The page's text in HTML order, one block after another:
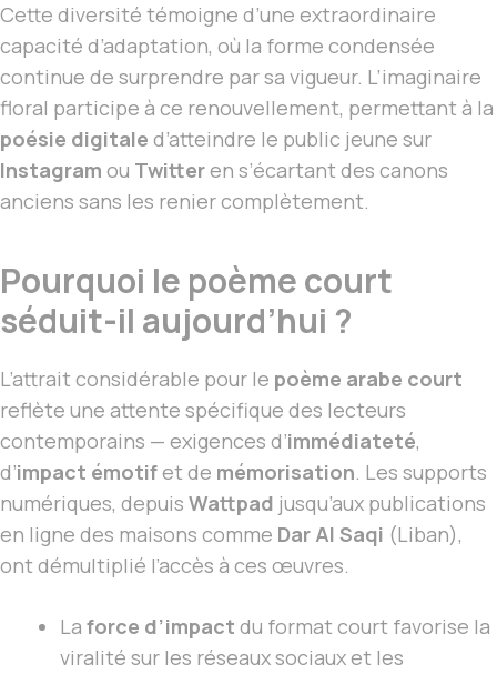
Cette diversité témoigne d’une extraordinaire
capacité d’adaptation, où la forme condensée
continue de surprendre par sa vigueur. L’imaginaire
floral participe à ce renouvellement, permettant à la
poésie digitale d’atteindre le public jeune sur
Instagram ou Twitteren s’écartant des canons
anciens sans les renier complètement.
Pourquoi le poème court
séduit-il aujourd’hui ?
L’attrait considérable pour le poème arabe court
reflète une attente spécifique des lecteurs
contemporains — exigences d’immédiateté,
d’impact émotifet de mémorisation. Les supports
numériques, depuis Wattpad jusqu’aux publications
en ligne des maisons comme Dar Al Saqi (Liban),
ont démultiplié l’accès à ces œuvres.
La force d’impact du format court favorise la
viralité sur les réseaux sociaux et les